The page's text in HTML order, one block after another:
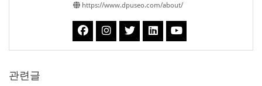
https://www.dpuseo.com/about/
관련글